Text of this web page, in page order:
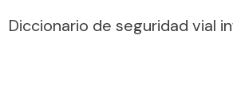
Diccionario de seguridad vial